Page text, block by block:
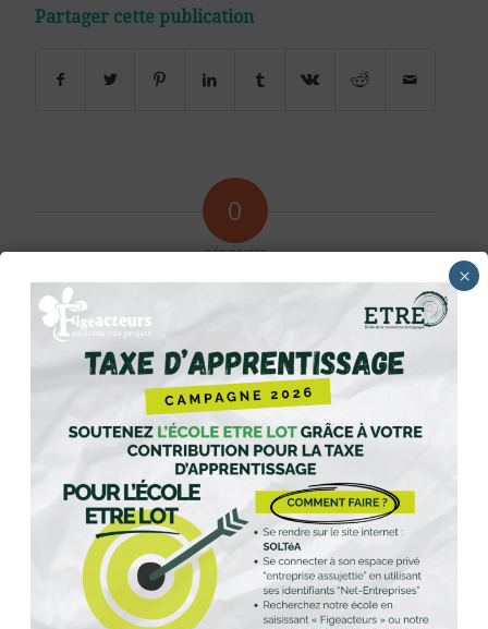
Partager cette publication
0
RÉPONSES
Laisser un commentaire
Rejoindre la discussion?
N’hésitez pas à contribuer !
Nom
E-mail
×